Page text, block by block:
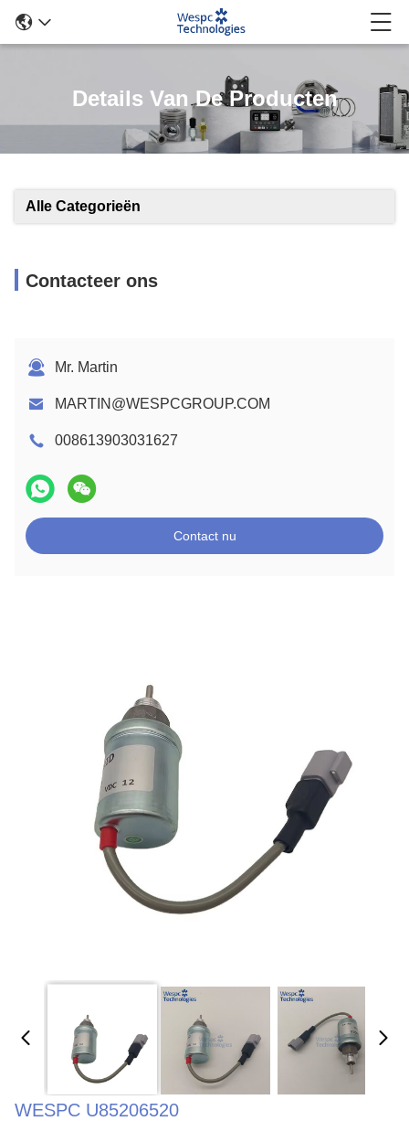
Details Van De Producten
Alle Categorieën
Contacteer ons
Mr. Martin
MARTIN@WESPCGROUP.COM
008613903031627
Contact nu
WESPC U85206520